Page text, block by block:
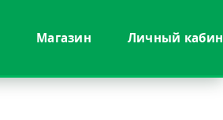
Магазин Личный